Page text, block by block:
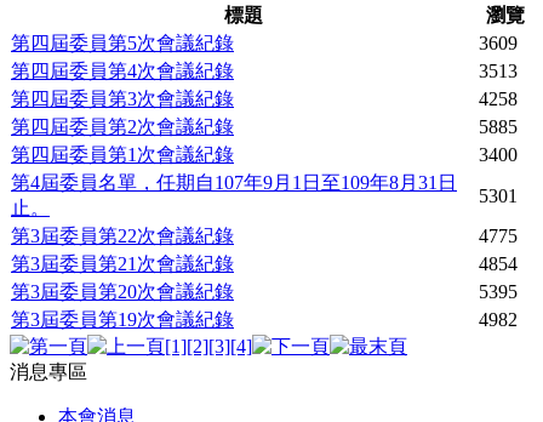
標題
瀏覽
第四屆委員第5次會議紀錄
3609
第四屆委員第4次會議紀錄
3513
第四屆委員第3次會議紀錄
4258
第四屆委員第2次會議紀錄
5885
第四屆委員第1次會議紀錄
3400
第4屆委員名單，任期自107年9月1日至109年8月31日
止。
5301
第3屆委員第22次會議紀錄
4775
第3屆委員第21次會議紀錄
4854
第3屆委員第20次會議紀錄
5395
第3屆委員第19次會議紀錄
4982
[1][2][3][4]
消息專區
本會消息